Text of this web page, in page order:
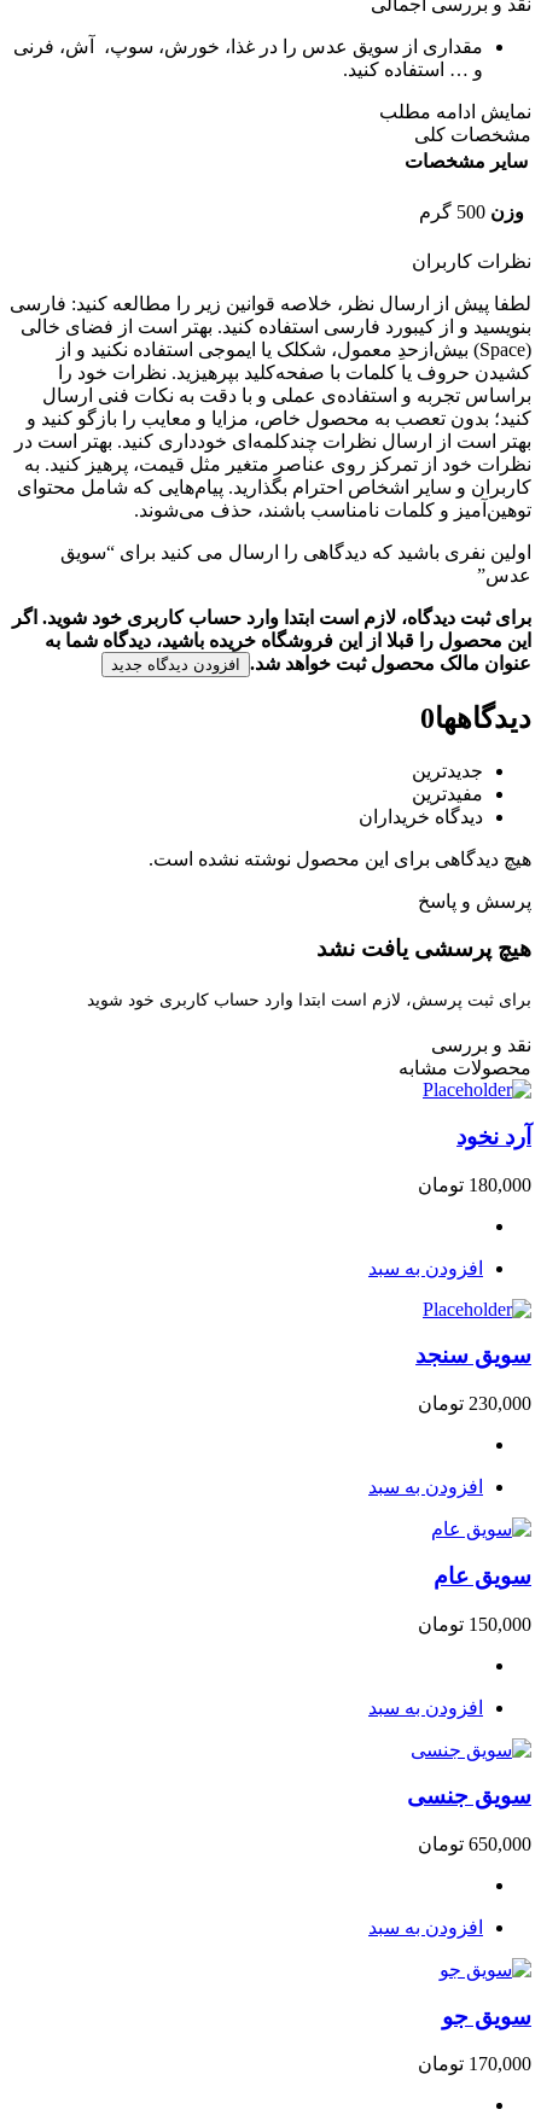
نقد و بررسی اجمالی
مقداری از سویق عدس را در غذا، خورش، سوپ، آش، فرنی
و … استفاده کنید.
نمایش ادامه مطلب
مشخصات کلی
سایر مشخصات
وزن 500 گرم
نظرات کاربران
لطفا پیش از ارسال نظر، خلاصه قوانین زیر را مطالعه کنید: فارسی
بنویسید و از کیبورد فارسی استفاده کنید. بهتر است از فضای خالی
(Space) بیش‌از‌حدِ معمول، شکلک یا ایموجی استفاده نکنید و از
کشیدن حروف یا کلمات با صفحه‌کلید بپرهیزید. نظرات خود را
براساس تجربه و استفاده‌ی عملی و با دقت به نکات فنی ارسال
کنید؛ بدون تعصب به محصول خاص، مزایا و معایب را بازگو کنید و
بهتر است از ارسال نظرات چندکلمه‌‌ای خودداری کنید. بهتر است در
نظرات خود از تمرکز روی عناصر متغیر مثل قیمت، پرهیز کنید. به
کاربران و سایر اشخاص احترام بگذارید. پیام‌هایی که شامل محتوای
توهین‌آمیز و کلمات نامناسب باشند، حذف می‌شوند.
اولین نفری باشید که دیدگاهی را ارسال می کنید برای “سویق
عدس”
برای ثبت دیدگاه، لازم است ابتدا وارد حساب کاربری خود شوید. اگر
این محصول را قبلا از این فروشگاه خریده باشید، دیدگاه شما به
عنوان مالک محصول ثبت خواهد شد.
افزودن دیدگاه جدید
دیدگاهها0
جدیدترین
مفیدترین
دیدگاه خریداران
هیچ دیدگاهی برای این محصول نوشته نشده است.
پرسش و پاسخ
هیچ پرسشی یافت نشد
برای ثبت پرسش، لازم است ابتدا وارد حساب کاربری خود شوید
نقد و بررسی
محصولات مشابه
آرد نخود
180,000 تومان
افزودن به سبد
سویق سنجد
230,000 تومان
افزودن به سبد
سویق عام
150,000 تومان
افزودن به سبد
سویق جنسی
650,000 تومان
افزودن به سبد
سویق جو
170,000 تومان